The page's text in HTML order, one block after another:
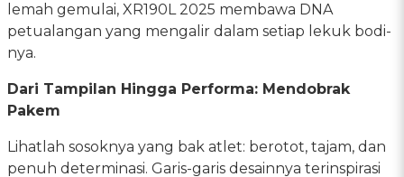
lemah gemulai, XR190L 2025 membawa DNA
petualangan yang mengalir dalam setiap lekuk bodi-
nya.
Dari Tampilan Hingga Performa: Mendobrak
Pakem
Lihatlah sosoknya yang bak atlet: berotot, tajam, dan
penuh determinasi. Garis-garis desainnya terinspirasi